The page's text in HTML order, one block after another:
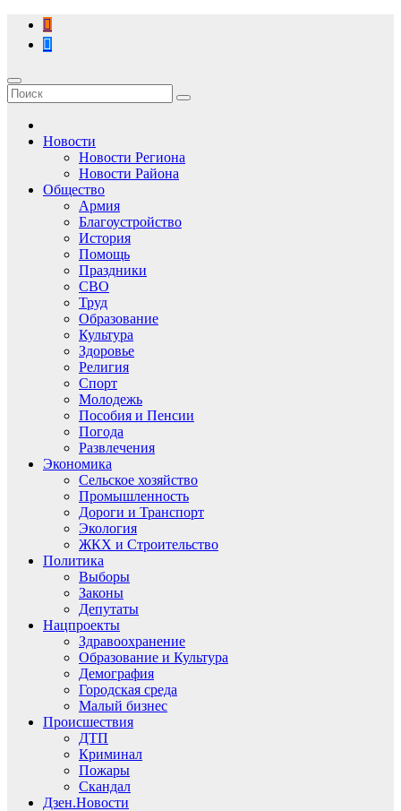
Перейти
содержимому
Новости
Новости Региона
Новости Района
Общество
Армия
Благоустройство
История
Помощь
Праздники
СВО
Труд
Образование
Культура
Здоровье
Религия
Спорт
Молодежь
Пособия и Пенсии
Погода
Развлечения
Экономика
Сельское хозяйство
Промышленность
Дороги и Транспорт
Экология
ЖКХ и Строительство
Политика
Выборы
Законы
Депутаты
Нацпроекты
Здравоохранение
Образование и Культура
Демография
Городская среда
Малый бизнес
Происшествия
ДТП
Криминал
Пожары
Скандал
Дзен.Новости